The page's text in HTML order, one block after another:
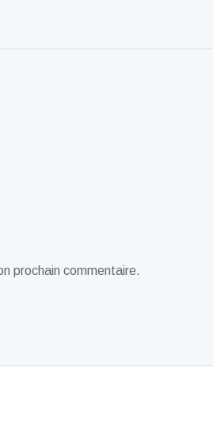
prochain commentaire.